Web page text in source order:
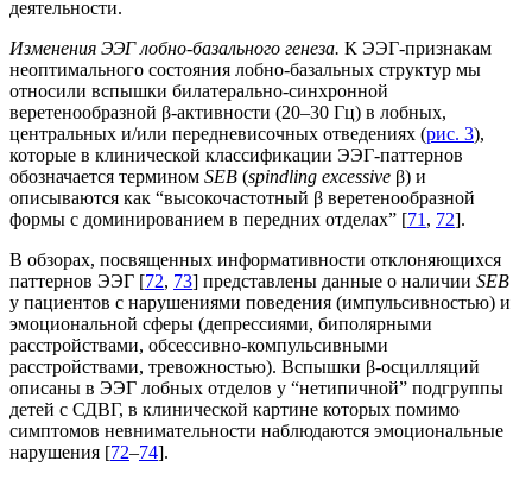
деятельности.
Изменения ЭЭГ лобно-базального генеза. К ЭЭГ-признакам
неоптимального состояния лобно-базальных структур мы
относили вспышки билатерально-синхронной
веретенообразной β-активности (20–30 Гц) в лобных,
центральных и/или передневисочных отведениях (рис. 3),
которые в клинической классификации ЭЭГ-паттернов
обозначается термином SEB (spindling excessive β) и
описываются как “высокочастотный β веретенообразной
формы с доминированием в передних отделах” [71 , 72].
В обзорах, посвященных информативности отклоняющихся
паттернов ЭЭГ [72, 73] представлены данные о наличии SEB
у пациентов с нарушениями поведения (импульсивностью) и
эмоциональной сферы (депрессиями, биполярными
расстройствами, обсессивно-компульсивными
расстройствами, тревожностью). Вспышки β-осцилляций
описаны в ЭЭГ лобных отделов у “нетипичной” подгруппы
детей с СДВГ, в клинической картине которых помимо
симптомов невнимательности наблюдаются эмоциональные
нарушения [72–74].